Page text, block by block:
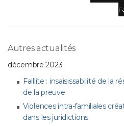
Autres actualités
décembre 2023
Faillite : insaisissabilité de la
de la preuve
Violences intra-familiales
dans les juridictions